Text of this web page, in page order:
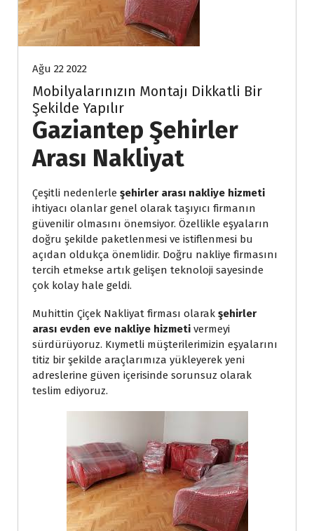
Ağu 22 2022
Mobilyalarınızın Montajı Dikkatli Bir
Şekilde Yapılır
Gaziantep Şehirler
Arası Nakliyat
Çeşitli nedenlerle şehirler arası nakliye hizmeti
ihtiyacı olanlar genel olarak taşıyıcı firmanın
güvenilir olmasını önemsiyor. Özellikle eşyaların
doğru şekilde paketlenmesi ve istiflenmesi bu
açıdan oldukça önemlidir. Doğru nakliye firmasını
tercih etmekse artık gelişen teknoloji sayesinde
çok kolay hale geldi.
Muhittin Çiçek Nakliyat firması olarak şehirler
arası evden eve nakliye hizmeti vermeyi
ürdürüyoruz. Kıymetli müşterilerimizin eşyalarını
titiz bir şekilde araçlarımıza yükleyerek yeni
adreslerine güven içerisinde sorunsuz olarak
teslim ediyoruz.